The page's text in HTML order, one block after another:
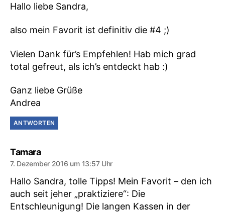
Hallo liebe Sandra,
also mein Favorit ist definitiv die #4 ;)
Vielen Dank für’s Empfehlen! Hab mich grad
total gefreut, als ich’s entdeckt hab :)
Ganz liebe Grüße
Andrea
ANTWORTEN
Tamarasagt:
7. Dezember 2016 um 13:57 Uhr
Hallo Sandra, tolle Tipps! Mein Favorit – den ich
auch seit jeher „praktiziere“: Die
Entschleunigung! Die langen Kassen in der